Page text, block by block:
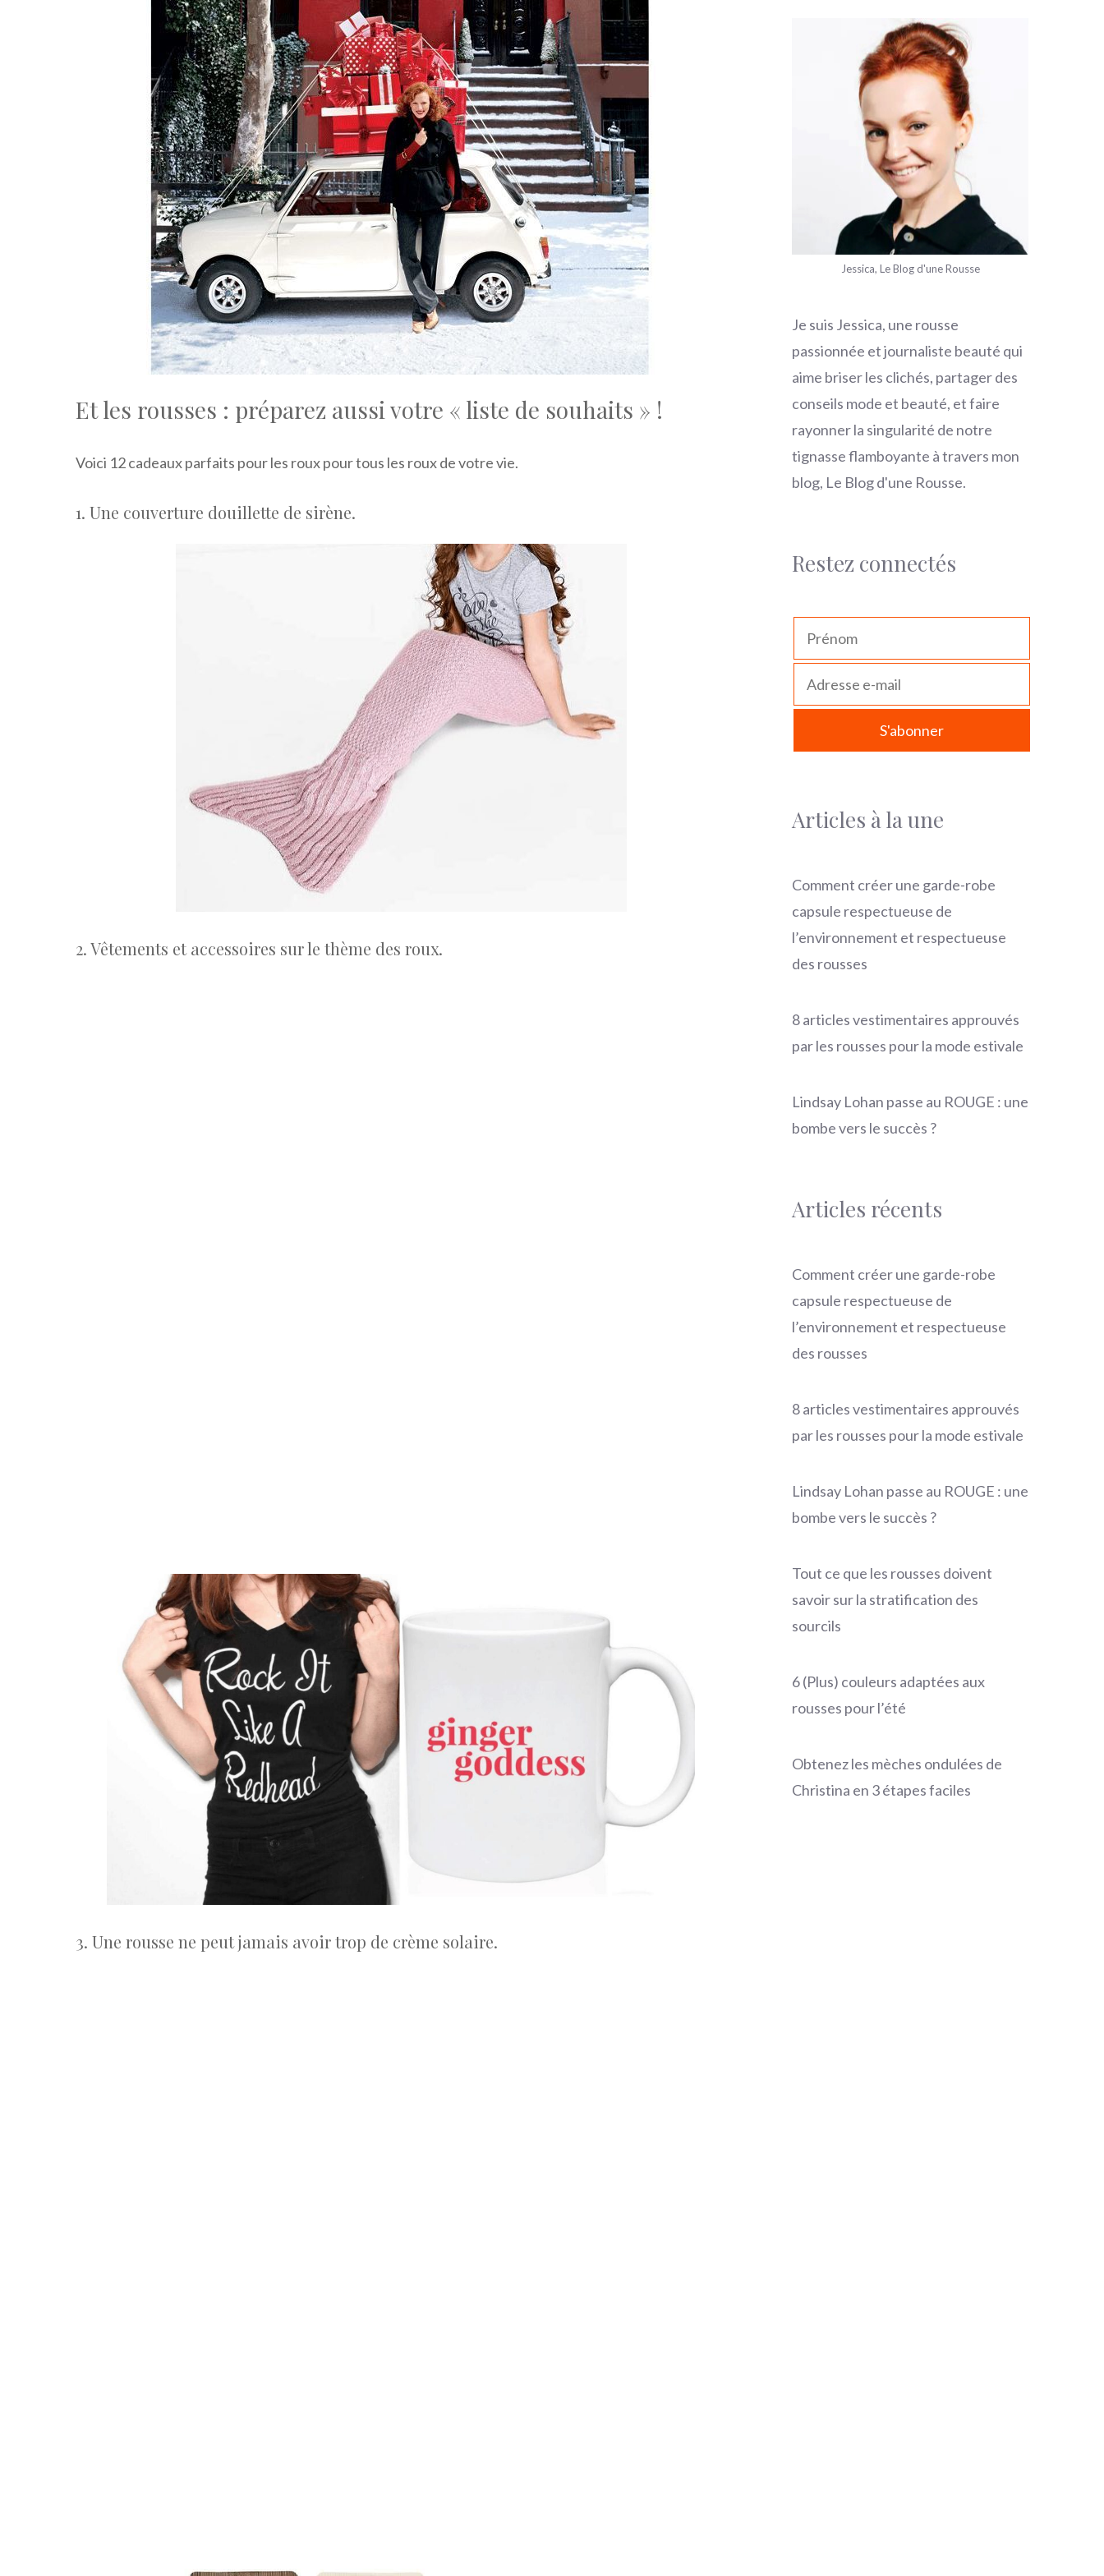
Et les rousses : préparez aussi votre « liste de souhaits » !
Voici 12 cadeaux parfaits pour les roux pour tous les roux de votre vie.
1. Une couverture douillette de sirène.
2. Vêtements et accessoires sur le thème des roux.
3. Une rousse ne peut jamais avoir trop de crème solaire.
Jessica, Le Blog d'une Rousse
Je suis Jessica, une rousse
passionnée et journaliste beauté qui
aime briser les clichés, partager des
conseils mode et beauté, et faire
rayonner la singularité de notre
tignasse flamboyante à travers mon
blog, Le Blog d'une Rousse.
Restez connectés
Articles à la une
Comment créer une garde-robe
capsule respectueuse de
l’environnement et respectueuse
des rousses
8 articles vestimentaires approuvés
par les rousses pour la mode estivale
Lindsay Lohan passe au ROUGE : une
bombe vers le succès ?
Articles récents
Comment créer une garde-robe
capsule respectueuse de
l’environnement et respectueuse
des rousses
8 articles vestimentaires approuvés
par les rousses pour la mode estivale
Lindsay Lohan passe au ROUGE : une
bombe vers le succès ?
Tout ce que les rousses doivent
savoir sur la stratification des
sourcils
6 (Plus) couleurs adaptées aux
rousses pour l’été
Obtenez les mèches ondulées de
Christina en 3 étapes faciles